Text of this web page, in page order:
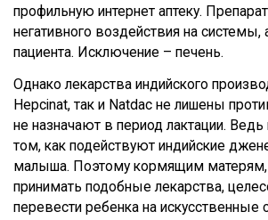
профильную интернет аптеку.
негативного воздействия на системы,
пациента. Исключение – печень.
Однако лекарства индийского
Hepcinat, так и Natdac не лишены
не назначают в период лактации.
том, как подействуют индийские
малыша. Поэтому кормящим
принимать подобные лекарства,
перевести ребенка на искусственные